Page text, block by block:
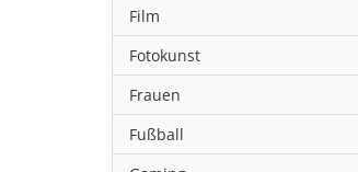
Film
Fotokunst
Frauen
Fußball